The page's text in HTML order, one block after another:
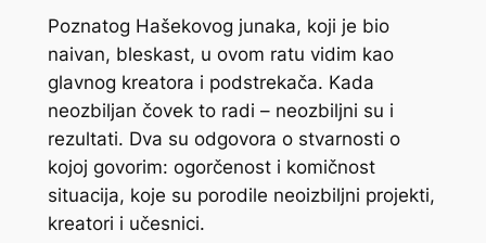
Poznatog Hašekovog junaka, koji je bio
naivan, bleskast, u ovom ratu vidim kao
glavnog kreatora i podstrekača. Kada
neozbiljan čovek to radi – neozbiljni su i
rezultati. Dva su odgovora o stvarnosti o
kojoj govorim: ogorčenost i komičnost
situacija, koje su porodile neoizbiljni projekti,
kreatori i učesnici.